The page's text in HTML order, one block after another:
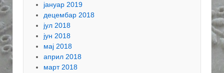
јануар 2019
децембар 2018
јул 2018
јун 2018
мај 2018
април 2018
март 2018